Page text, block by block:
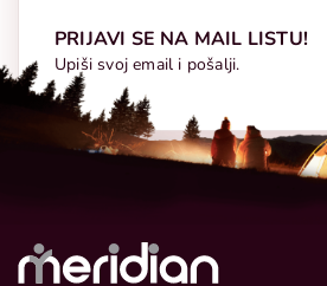
PRIJAVI SE NA MAIL LISTU!
Upiši svoj email i pošalji.